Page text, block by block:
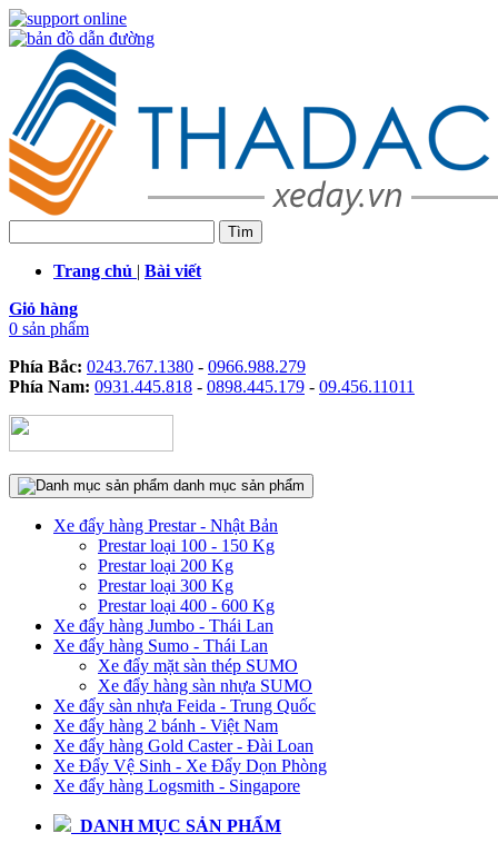
Trang chủ | Bài viết
Giỏ hàng
0 sản phẩm
Phía Bắc: 0243.767.1380 - 0966.988.279
Phía Nam: 0931.445.818 - 0898.445.179 - 09.456.11011
danh mục sản phẩm
Xe đẩy hàng Prestar - Nhật Bản
Prestar loại 100 - 150 Kg
Prestar loại 200 Kg
Prestar loại 300 Kg
Prestar loại 400 - 600 Kg
Xe đẩy hàng Jumbo - Thái Lan
Xe đẩy hàng Sumo - Thái Lan
Xe đẩy mặt sàn thép SUMO
Xe đẩy hàng sàn nhựa SUMO
Xe đẩy sàn nhựa Feida - Trung Quốc
Xe đẩy hàng 2 bánh - Việt Nam
Xe đẩy hàng Gold Caster - Đài Loan
Xe Đẩy Vệ Sinh - Xe Đẩy Dọn Phòng
Xe đẩy hàng Logsmith - Singapore
DANH MỤC SẢN PHẨM